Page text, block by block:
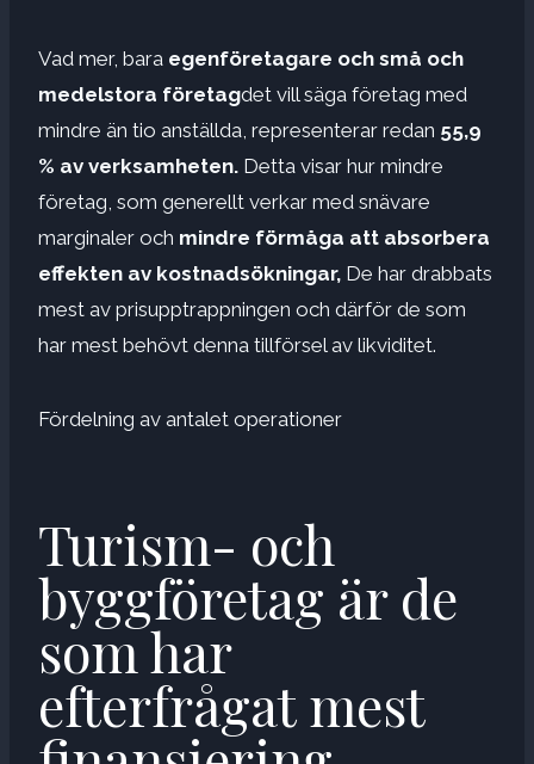
Vad mer, bara egenföretagare och små och
medelstora företagdet vill säga företag med
mindre än tio anställda, representerar redan 55,9
% av verksamheten. Detta visar hur mindre
företag, som generellt verkar med snävare
marginaler och mindre förmåga att absorbera
effekten av kostnadsökningar, De har drabbats
mest av prisupptrappningen och därför de som
har mest behövt denna tillförsel av likviditet.
Fördelning av antalet operationer
Turism- och
byggföretag är de
som har
efterfrågat mest